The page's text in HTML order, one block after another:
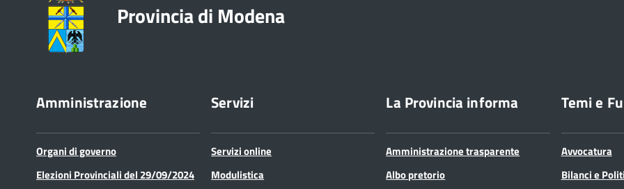
Provincia di Modena
Amministrazione
Organi di governo
Elezioni Provinciali del 29/09/2024
Servizi
Servizi online
Modulistica
La Provincia informa
Amministrazione trasparente
Albo pretorio
Temi e
Avvocatura
Bilanci e